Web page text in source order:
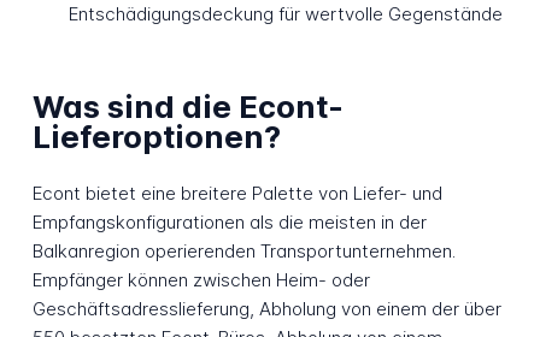
Entschädigungsdeckung für wertvolle Gegenstände
Was sind die Econt-
Lieferoptionen?
Econt bietet eine breitere Palette von Liefer- und
Empfangskonfigurationen als die meisten in der
Balkanregion operierenden Transportunternehmen.
Empfänger können zwischen Heim- oder
Geschäftsadresslieferung, Abholung von einem der über